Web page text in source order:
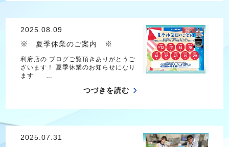
2025.08.09
※ 夏季休業のご案内 ※
利府店の ブログご覧頂きありがとうご
ざいます！ 夏季休業のお知らせになり
ます …
つづきを読む
2025.07.31